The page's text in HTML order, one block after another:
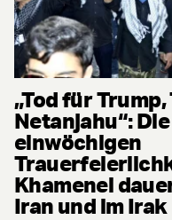
„Tod für
Netanjahu“: Die
einwöchigen
Khamenei
Iran und im Irak